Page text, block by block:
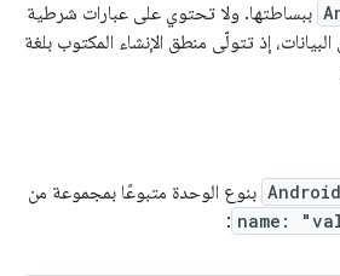
ببساطتها. ولا تحتوي على عبارات شرطية
إذ تتولّى منطق الإنشاء المكتوب بلغة
بنوع الوحدة متبوعًا بمجموعة من
name:
: